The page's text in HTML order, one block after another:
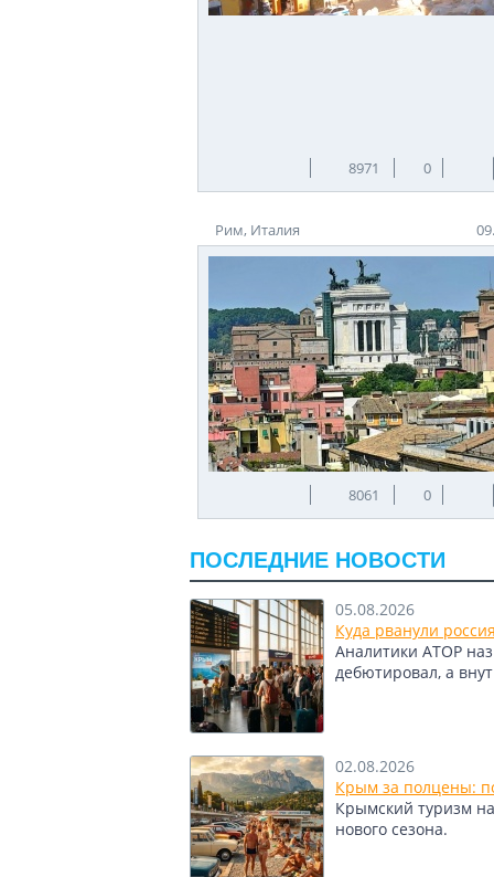
8971 0
Рим, Италия
8061 0
ПОСЛЕДНИЕ НОВОСТИ
05.08.2026
Куда рванули
Аналитики АТОР
дебютировал, а
02.08.2026
Крым за полцены:
Крымский туризм
нового сезона.